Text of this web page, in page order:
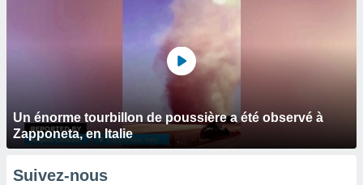
Un énorme tourbillon de poussière a été observé à
Zapponeta, en Italie
Suivez-nous